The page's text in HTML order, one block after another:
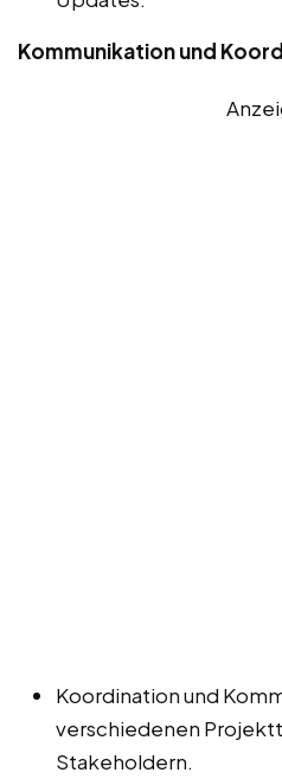
Kommunikation und
Koordination und
verschiedenen
Stakeholdern.